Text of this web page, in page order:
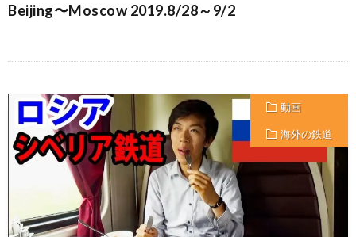
Beijing〜Moscow 2019.8/28～9/2
動画
海外の鉄道